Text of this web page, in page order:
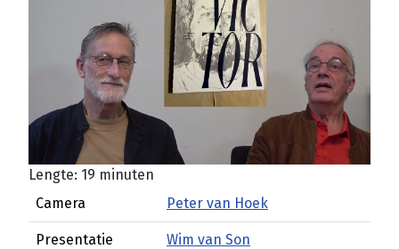
Lengte: 19 minuten
Camera
Peter van Hoek
Presentatie Wim van Son